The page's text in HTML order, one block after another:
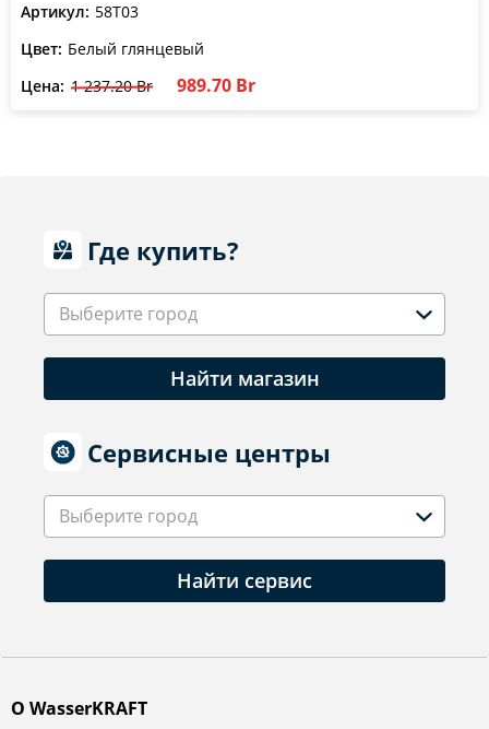
Артикул: 58T03
Цвет: Белый глянцевый
Цена: 1 237.20 Br 989.70 Br
Где купить?
Выберите город
Найти магазин
Сервисные центры
Выберите город
Найти сервис
О WasserKRAFT